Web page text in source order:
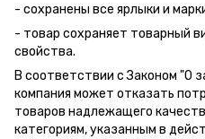
- сохранены все ярлыки и
- товар сохраняет товарный
свойства.
В соответствии с Законом "О
компания может отказать
товаров надлежащего
категориям, указанным в